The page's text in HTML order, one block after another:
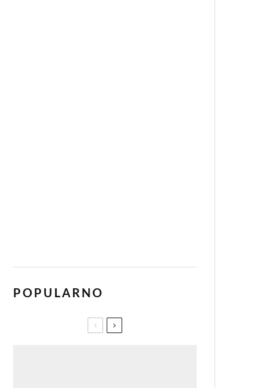
POPULARNO